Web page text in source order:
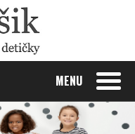
MENU